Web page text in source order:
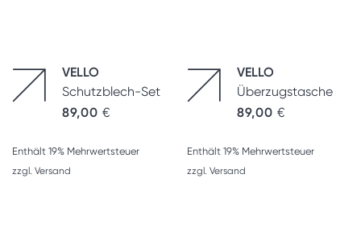
VELLO
Schutzblech-Set
89,00 €
Enthält 19% Mehrwertsteuer
zzgl. Versand
VELLO
Überzugstasche
89,00 €
Enthält 19% Mehrwertsteuer
zzgl. Versand